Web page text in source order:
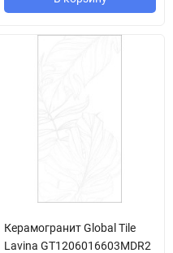
Керамогранит Global Tile
Lavina GT1206016603MDR2